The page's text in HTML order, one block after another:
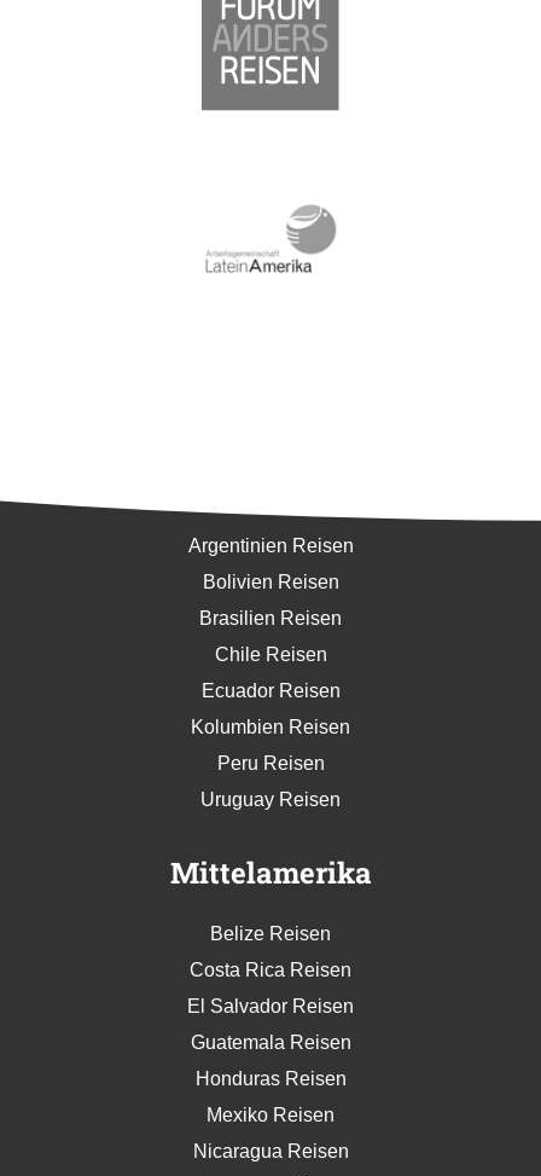
Argentinien Reisen
Bolivien Reisen
Brasilien Reisen
Chile Reisen
Ecuador Reisen
Kolumbien Reisen
Peru Reisen
Uruguay Reisen
Mittelamerika
Belize Reisen
Costa Rica Reisen
El Salvador Reisen
Guatemala Reisen
Honduras Reisen
Mexiko Reisen
Nicaragua Reisen